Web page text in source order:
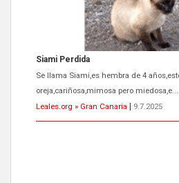
ADOPCIÓN URGENTE GATA TEROR
El ayuntamiento se va a llevar a Los
próximos días, ella incluida...
Leales.org » Gran Canaria
9.7.2025